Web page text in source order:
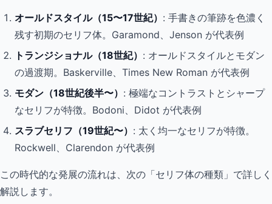
オールドスタイル（15〜17世紀） : 手書きの筆跡を色濃く
残す初期のセリフ体。Garamond、Jenson が代表例
トランジショナル（18世紀） : オールドスタイルとモダン
の過渡期。Baskerville、Times New Roman が代表例
モダン（18世紀後半〜） : 極端なコントラストとシャープ
なセリフが特徴。Bodoni、Didot が代表例
スラブセリフ（19世紀〜） : 太く均一なセリフが特徴。
Rockwell、Clarendon が代表例
この時代的な発展の流れは、次の「セリフ体の種類」で詳しく
解説します。